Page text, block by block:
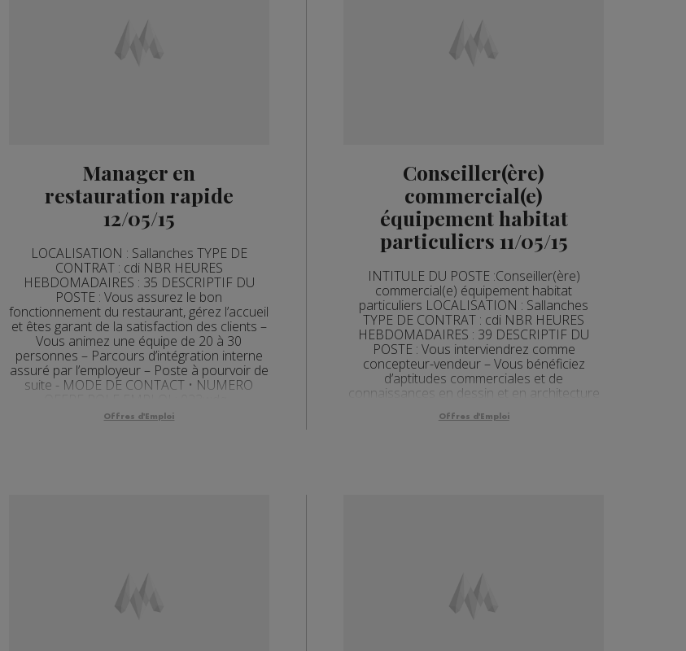
Manager en
restauration rapide
12/05/15
LOCALISATION : Sallanches TYPE DE
CONTRAT : cdi NBR HEURES
HEBDOMADAIRES : 35 DESCRIPTIF DU
POSTE : Vous assurez le bon
fonctionnement du restaurant, gérez l’accueil
et êtes garant de la satisfaction des clients –
Vous animez une équipe de 20 à 30
personnes – Parcours d’intégration interne
assuré par l’employeur – Poste à pourvoir de
suite - MODE DE CONTACT • NUMERO
Offres d'Emploi
Conseiller(ère)
commercial(e)
équipement habitat
particuliers 11/05/15
INTITULE DU POSTE :Conseiller(ère)
commercial(e) équipement habitat
particuliers LOCALISATION : Sallanches
TYPE DE CONTRAT : cdi NBR HEURES
HEBDOMADAIRES : 39 DESCRIPTIF DU
POSTE : Vous interviendrez comme
concepteur-vendeur – Vous bénéficiez
d’aptitudes commerciales et de
connaissances en dessin et en architecture
CONTACT • NUMERO OFFRE POLE EMPLOI
Offres d'Emploi